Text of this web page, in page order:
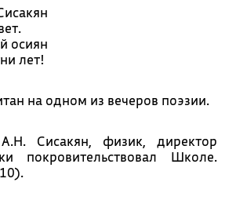
осиян
лет!
на одном из вечеров поэзии.
Сисакян, физик, директор
покровительствовал Школе.